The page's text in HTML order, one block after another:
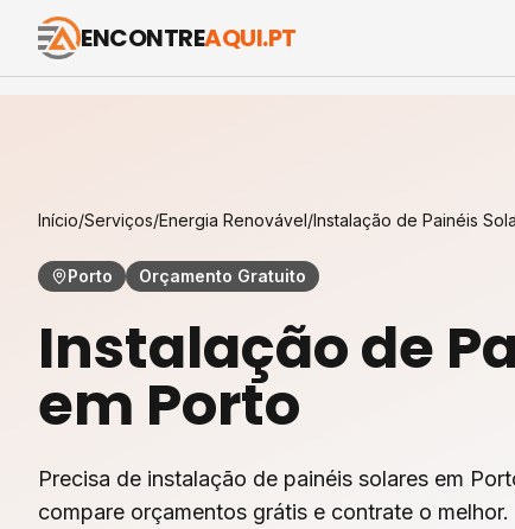
ENCONTREAQUI.PT
Início/Serviços/Energia Renovável/Instalação de Painéis
Porto Orçamento Gratuito
Instalação de
em Porto
Precisa de instalação de painéis solares em
compare orçamentos grátis e contrate o melhor.